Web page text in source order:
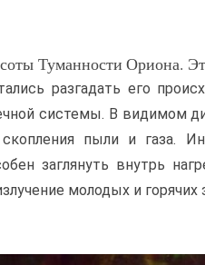
Туманности Ориона.
разгадать его
системы. В видимом
пыли и газа.
заглянуть внутрь
молодых и горячих